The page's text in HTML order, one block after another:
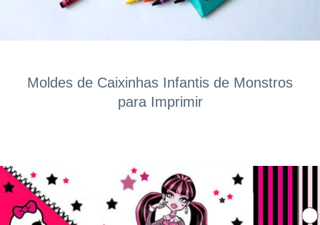
Moldes de Caixinhas Infantis de Monstros
para Imprimir